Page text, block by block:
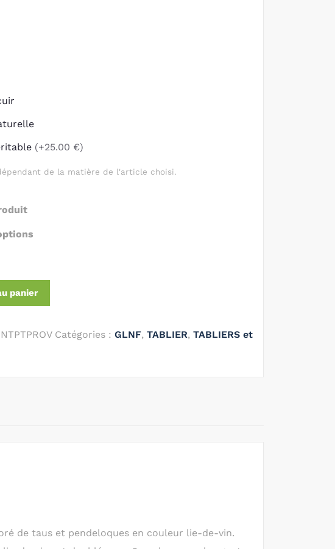
(+25.00 €)
de la matière de l'article choisi.
panier
Catégories : GLNF, TABLIER, TABLIERS et
de taus et pendeloques en couleur lie-de-vin.